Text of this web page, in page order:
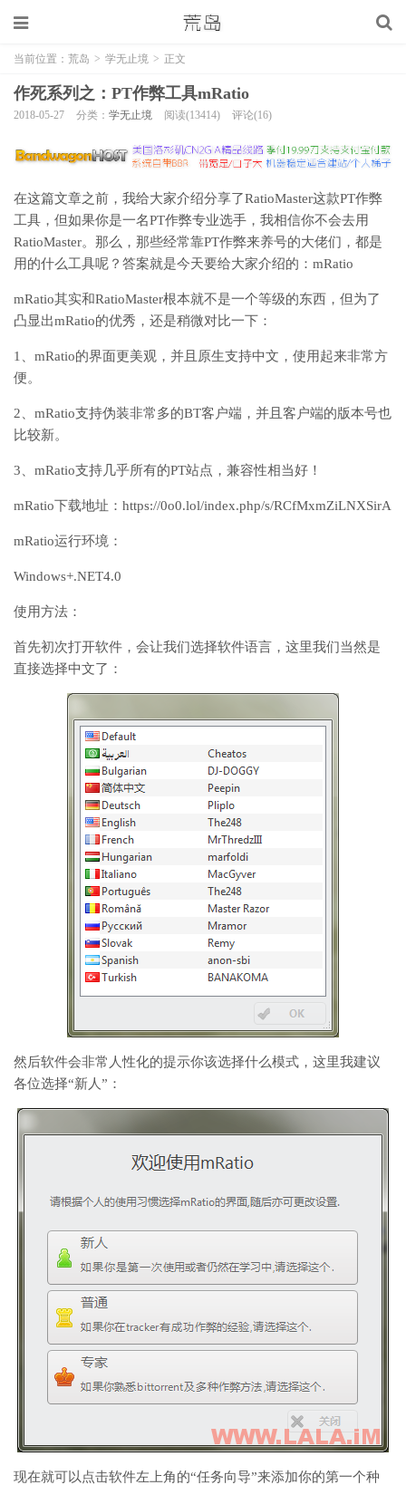
当前位置： 荒岛 > 学无止境 > 正文
作死系列之：PT作弊工具mRatio
2018-05-27 分类： 学无止境 阅读(13414) 评论(16)
在这篇文章之前，我给大家介绍分享了RatioMaster这款PT作弊
工具，但如果你是一名PT作弊专业选手，我相信你不会去用
RatioMaster。那么，那些经常靠PT作弊来养号的大佬们，都是
用的什么工具呢？答案就是今天要给大家介绍的：mRatio
mRatio其实和RatioMaster根本就不是一个等级的东西，但为了
凸显出mRatio的优秀，还是稍微对比一下：
1、mRatio的界面更美观，并且原生支持中文，使用起来非常方
便。
2、mRatio支持伪装非常多的BT客户端，并且客户端的版本号也
比较新。
3、mRatio支持几乎所有的PT站点，兼容性相当好！
mRatio下载地址：https://0o0.lol/index.php/s/RCfMxmZiLNXSirA
mRatio运行环境：
Windows+.NET4.0
使用方法：
首先初次打开软件，会让我们选择软件语言，这里我们当然是
直接选择中文了：
然后软件会非常人性化的提示你该选择什么模式，这里我建议
各位选择“新人”：
现在就可以点击软件左上角的“任务向导”来添加你的第一个种